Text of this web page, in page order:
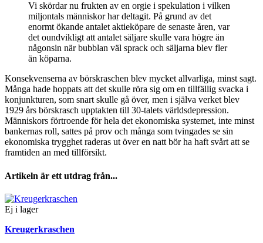
Vi skördar nu frukten av en orgie i spekulation i vilken
miljontals människor har deltagit. På grund av det
enormt ökande antalet aktieköpare de senaste åren, var
det oundvikligt att antalet säljare skulle vara högre än
någonsin när bubblan väl sprack och säljarna blev fler
än köparna.
Konsekvenserna av börskraschen blev mycket allvarliga, minst sagt.
Många hade hoppats att det skulle röra sig om en tillfällig svacka i
konjunkturen, som snart skulle gå över, men i själva verket blev
1929 års börskrasch upptakten till 30-talets världsdepression.
Människors förtroende för hela det ekonomiska systemet, inte minst
bankernas roll, sattes på prov och många som tvingades se sin
ekonomiska trygghet raderas ut över en natt bör ha haft svårt att se
framtiden an med tillförsikt.
Artikeln är ett utdrag från...
Ej i lager
Kreugerkraschen